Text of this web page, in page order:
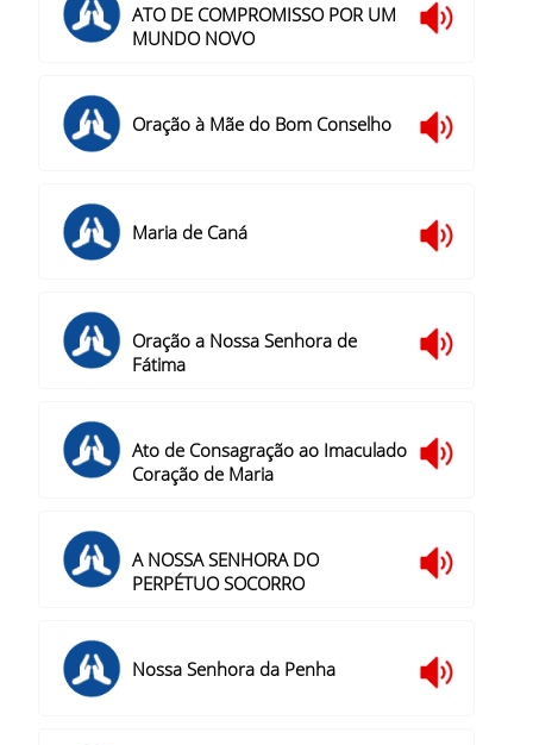
ATO DE COMPROMISSO POR UM
MUNDO NOVO
Oração à Mãe do Bom Conselho
Maria de Caná
Oração a Nossa Senhora de
Fátima
Ato de Consagração ao Imaculado
Coração de Maria
A NOSSA SENHORA DO
PERPÉTUO SOCORRO
Nossa Senhora da Penha